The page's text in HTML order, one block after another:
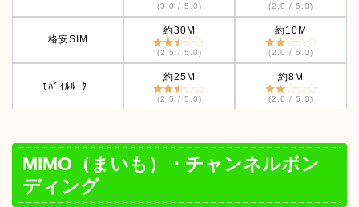
(3.0 / 5.0) (2.0 / 5.0)
格安SIM
約30M
(2.5 / 5.0)
約10M
(2.0 / 5.0)
ﾓﾊﾞｲﾙﾙｰﾀｰ
約25M
(2.5 / 5.0)
約8M
(2.0 / 5.0)
MIMO（まいも）・チャンネルボン
ディング